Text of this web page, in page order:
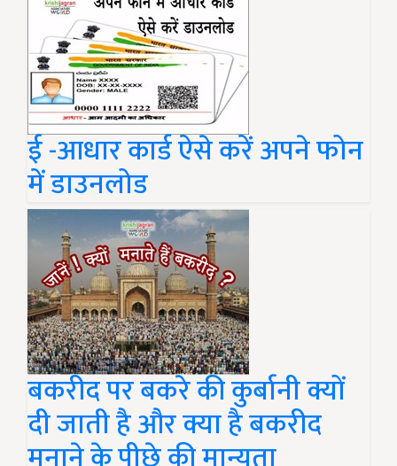
ई -आधार कार्ड ऐसे करें अपने फोन
में डाउनलोड
बकरीद पर बकरे की कुर्बानी क्यों
दी जाती है और क्या है बकरीद